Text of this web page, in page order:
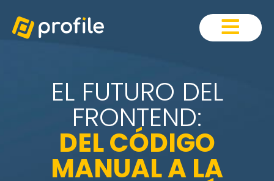
EL FUTURO DEL
FRONTEND:
DEL CÓDIGO
MANUAL A LA